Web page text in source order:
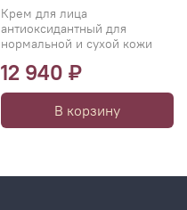
Крем для лица
антиоксидантный для
нормальной и сухой кожи
12 940 ₽
В корзину